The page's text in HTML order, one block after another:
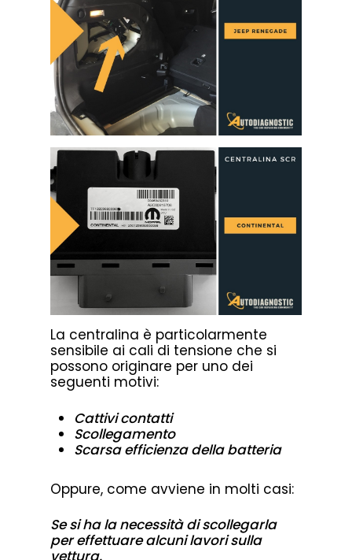
La centralina è particolarmente
sensibile ai cali di tensione che si
possono originare per uno dei
seguenti motivi:
Cattivi contatti
Scollegamento
Scarsa efficienza della batteria
Oppure, come avviene in molti casi:
Se si ha la necessità di scollegarla
per effettuare alcuni lavori sulla
vettura.